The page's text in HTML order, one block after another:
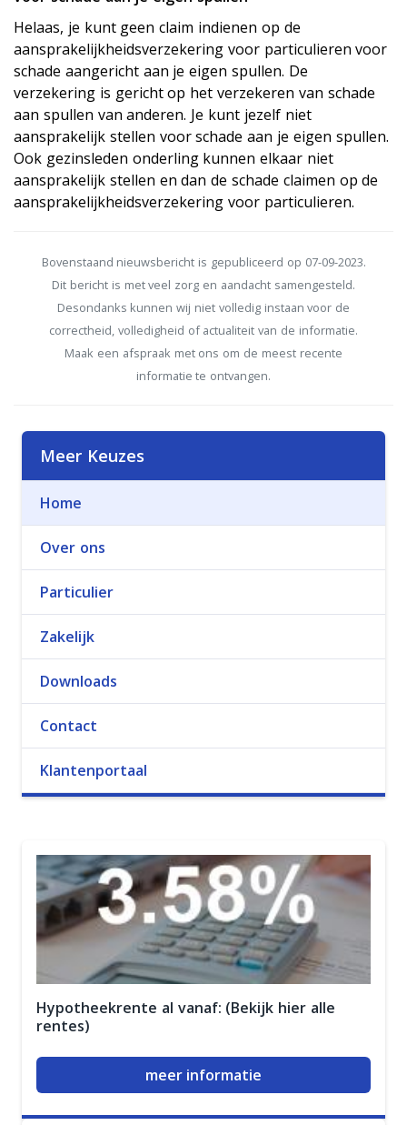
Helaas, je kunt geen claim indienen op de
aansprakelijkheidsverzekering voor particulieren voor
schade aangericht aan je eigen spullen. De
verzekering is gericht op het verzekeren van schade
aan spullen van anderen. Je kunt jezelf niet
aansprakelijk stellen voor schade aan je eigen spullen.
Ook gezinsleden onderling kunnen elkaar niet
aansprakelijk stellen en dan de schade claimen op de
aansprakelijkheidsverzekering voor particulieren.
Bovenstaand nieuwsbericht is gepubliceerd op 07-09-2023.
Dit bericht is met veel zorg en aandacht samengesteld.
Desondanks kunnen wij niet volledig instaan voor de
correctheid, volledigheid of actualiteit van de informatie.
Maak een afspraak met ons om de meest recente
informatie te ontvangen.
Meer Keuzes
Home
Over ons
Particulier
Zakelijk
Downloads
Contact
Klantenportaal
Hypotheekrente al vanaf: (Bekijk hier alle
rentes)
meer informatie